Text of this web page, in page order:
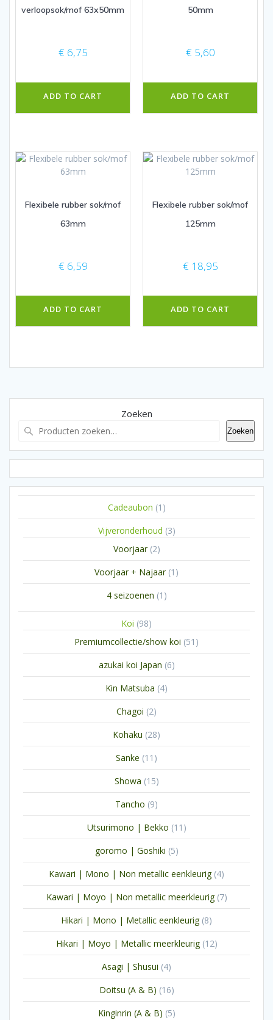
verloopsok/mof 63x50mm
€ 6,75
ADD TO CART
50mm
€ 5,60
ADD TO CART
Flexibele rubber sok/mof
63mm
€ 6,59
ADD TO CART
Flexibele rubber sok/mof
125mm
€ 18,95
ADD TO CART
Zoeken
Zoeken
Cadeaubon 1 1
product
Vijveronderhoud 33
Voorjaar 22
producten
Voorjaar + Najaar 1 1
product
4 seizoenen 1 1
Koi 9898
producten
Premiumcollectie/show koi 51 51
producten
azukai koi Japan 66
producten
Kin Matsuba 44
producten
Chagoi 22
producten
Kohaku 2828
producten
Sanke 11 11
producten
Showa 1515
producten
Tancho 99
producten
Utsurimono | Bekko 11 11
producten
goromo | Goshiki 55
producten
Kawari | Mono | Non metallic eenkleurig 44
producten
Kawari | Moyo | Non metallic meerkleurig 77
producten
Hikari | Mono | Metallic eenkleurig 88
producten
Hikari | Moyo | Metallic meerkleurig 1212
producten
Asagi | Shusui 44
producten
Doitsu (A & B) 1616
producten
Kinginrin (A & B) 55